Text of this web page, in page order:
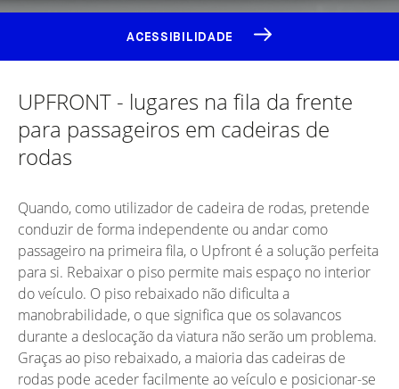
ACESSIBILIDADE
UPFRONT - lugares na fila da frente
para passageiros em cadeiras de
rodas
Quando, como utilizador de cadeira de rodas, pretende
conduzir de forma independente ou andar como
passageiro na primeira fila, o Upfront é a solução perfeita
para si. Rebaixar o piso permite mais espaço no interior
do veículo. O piso rebaixado não dificulta a
manobrabilidade, o que significa que os solavancos
durante a deslocação da viatura não serão um problema.
Graças ao piso rebaixado, a maioria das cadeiras de
rodas pode aceder facilmente ao veículo e posicionar-se